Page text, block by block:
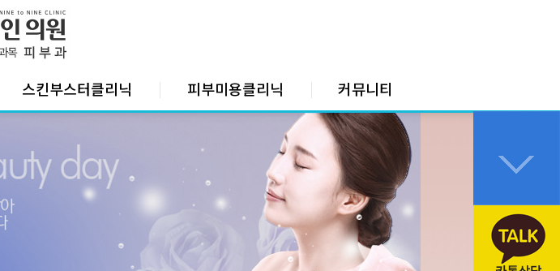
스킨부스터클리닉 피부미용클리닉 커뮤니티